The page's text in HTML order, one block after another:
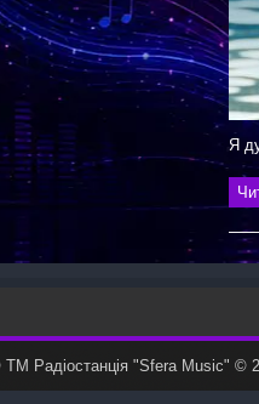
Я
Радiостанцiя "Sfera Music" ©